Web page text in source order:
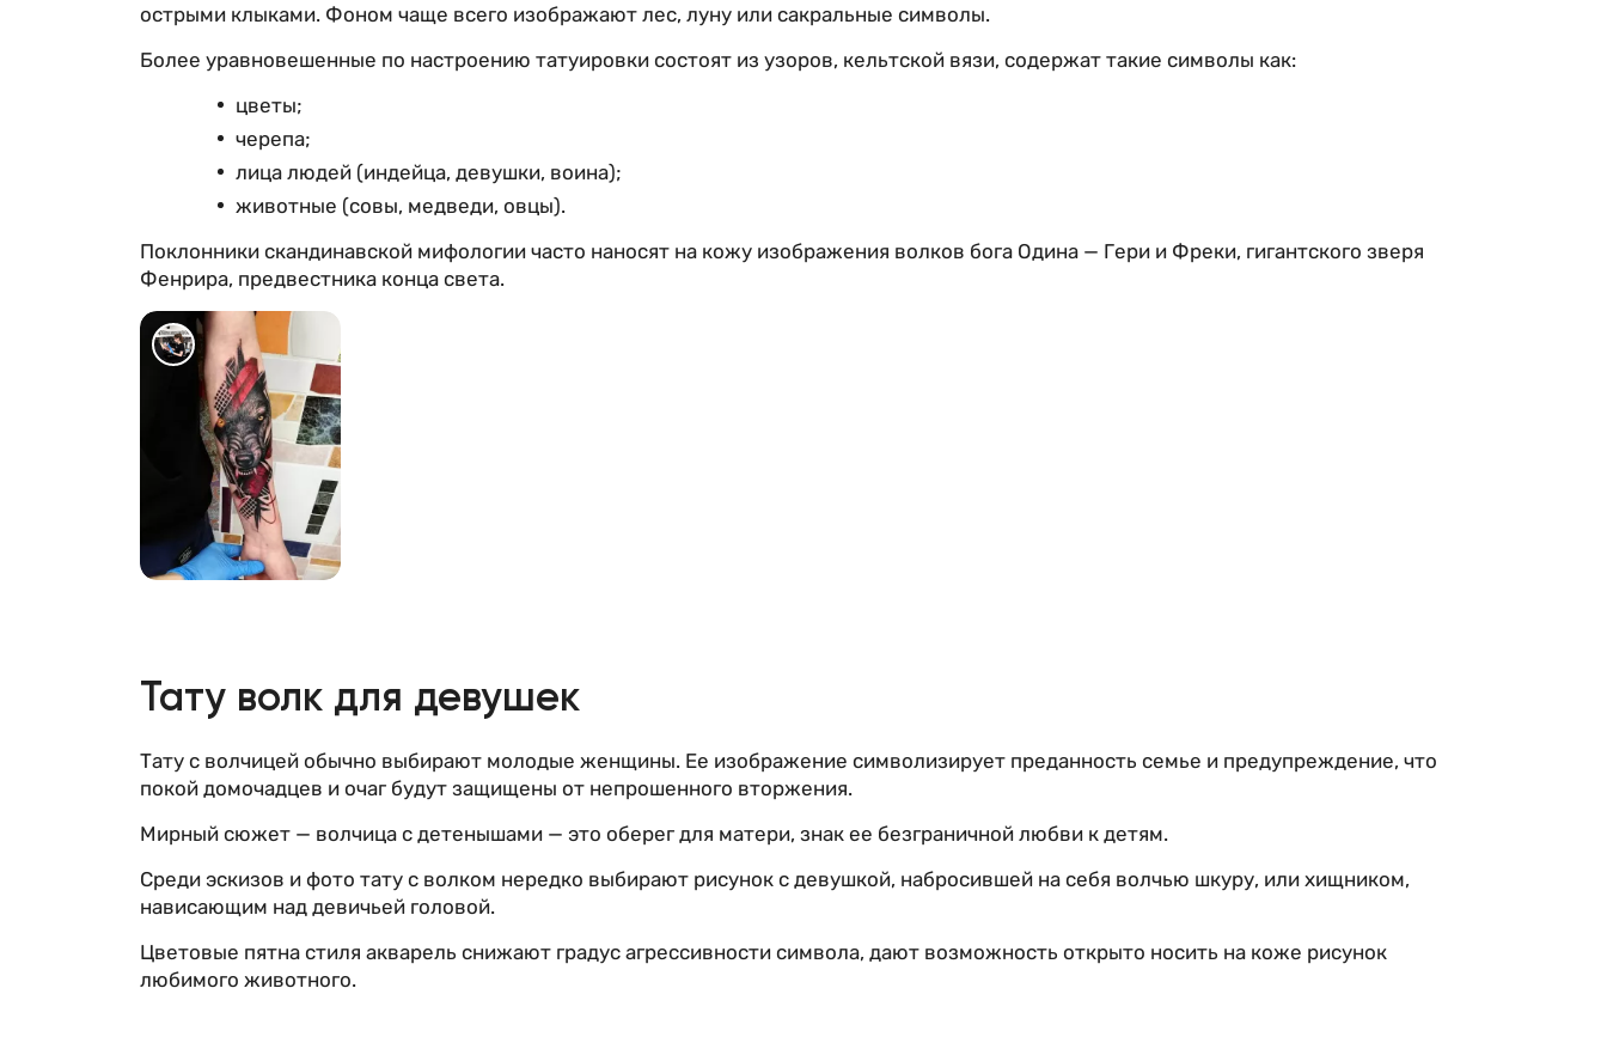
острыми клыками. Фоном чаще всего изображают лес, луну или сакральные символы.
Более уравновешенные по настроению татуировки состоят из узоров, кельтской вязи, содержат такие символы как:
цветы;
черепа;
лица людей (индейца, девушки, воина);
животные (совы, медведи, овцы).
Поклонники скандинавской мифологии часто наносят на кожу изображения волков бога Одина — Гери и Фреки, гигантского зверя
Фенрира, предвестника конца света.
711
Тату волк для девушек
Тату с волчицей обычно выбирают молодые женщины. Ее изображение символизирует преданность семье и предупреждение, что
покой домочадцев и очаг будут защищены от непрошенного вторжения.
Мирный сюжет — волчица с детенышами — это оберег для матери, знак ее безграничной любви к детям.
Среди эскизов и фото тату с волком нередко выбирают рисунок с девушкой, набросившей на себя волчью шкуру, или хищником,
нависающим над девичьей головой.
Цветовые пятна стиля акварель снижают градус агрессивности символа, дают возможность открыто носить на коже рисунок
любимого животного.